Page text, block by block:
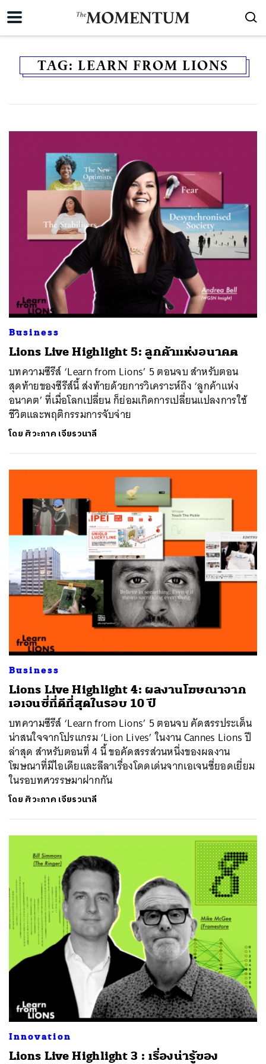
TAG: LEARN FROM LIONS
Business
Lions Live Highlight 5: ลูกค้าแห่งอนาคต
บทความซีรีส์ ‘Learn from Lions’ 5 ตอนจบ สำหรับตอน
สุดท้ายของซีรีส์นี้ ส่งท้ายด้วยการวิเคราะห์ถึง ‘ลูกค้าแห่ง
อนาคต’ ที่เมื่อโลกเปลี่ยน ก็ย่อมเกิดการเปลี่ยนแปลงการใช้
ชีวิตและพฤติกรรมการจับจ่าย
โดย ศิวะภาค เจียรวนาลี
Business
Lions Live Highlight 4: ผลงานโฆษณาจาก
เอเจนซี่ที่ดีที่สุดในรอบ 10 ปี
บทความซีรีส์ ‘Learn from Lions’ 5 ตอนจบ คัดสรรประเด็น
น่าสนใจจากโปรแกรม ‘Lion Lives’ ในงาน Cannes Lions ปี
ล่าสุด สำหรับตอนที่ 4 นี้ ขอคัดสรรส่วนหนึ่งของผลงาน
โฆษณาที่มีไอเดียและลีลาเรื่องโดดเด่นจากเอเจนซี่ยอดเยี่ยม
ในรอบทศวรรษมาฝากกัน
โดย ศิวะภาค เจียรวนาลี
Innovation
Lions Live Highlight 3 : เรื่องน่ารู้ของ
ค้นหา